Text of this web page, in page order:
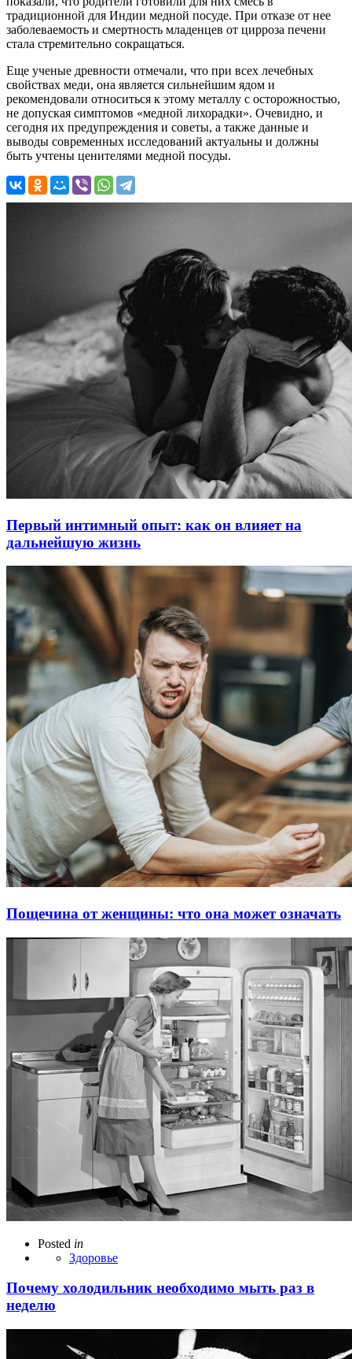
традиционной для Индии медной посуде. При отказе от нее
заболеваемость и смертность младенцев от цирроза печени
стала стремительно сокращаться.
Еще ученые древности отмечали, что при всех лечебных
свойствах меди, она является сильнейшим ядом и
рекомендовали относиться к этому металлу с осторожностью,
не допуская симптомов «медной лихорадки». Очевидно, и
сегодня их предупреждения и советы, а также данные и
выводы современных исследований актуальны и должны
быть учтены ценителями медной посуды.
Первый интимный опыт: как он влияет на
дальнейшую жизнь
Пощечина от женщины: что она может означать
Posted in
Здоровье
Почему холодильник необходимо мыть раз в
неделю